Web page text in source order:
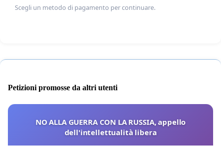
Scegli un metodo di pagamento per continuare.
Petizioni promosse da altri utenti
NO ALLA GUERRA CON LA RUSSIA, appello
dell'intellettualità libera